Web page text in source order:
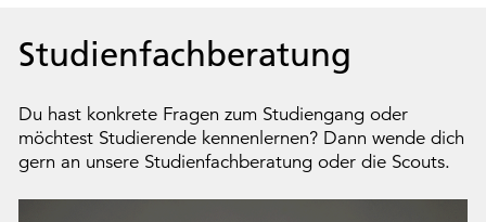
Studienfachberatung
Du hast konkrete Fragen zum Studiengang oder
möchtest Studierende kennenlernen? Dann wende dich
gern an unsere Studienfachberatung oder die Scouts.